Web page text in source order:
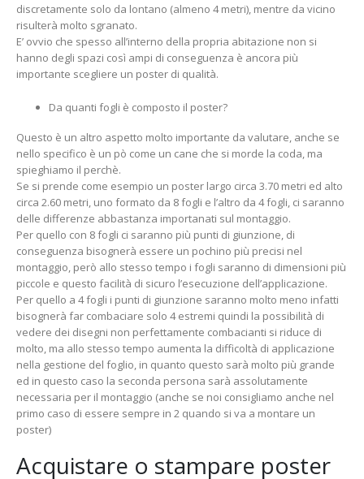
discretamente solo da lontano (almeno 4 metri), mentre da vicino
risulterà molto sgranato.
E’ ovvio che spesso all’interno della propria abitazione non si
hanno degli spazi così ampi di conseguenza è ancora più
importante scegliere un poster di qualità.
Da quanti fogli è composto il poster?
Questo è un altro aspetto molto importante da valutare, anche se
nello specifico è un pò come un cane che si morde la coda, ma
spieghiamo il perchè.
Se si prende come esempio un poster largo circa 3.70 metri ed alto
circa 2.60 metri, uno formato da 8 fogli e l’altro da 4 fogli, ci saranno
delle differenze abbastanza importanati sul montaggio.
Per quello con 8 fogli ci saranno più punti di giunzione, di
conseguenza bisognerà essere un pochino più precisi nel
montaggio, però allo stesso tempo i fogli saranno di dimensioni più
piccole e questo facilità di sicuro l’esecuzione dell’applicazione.
Per quello a 4 fogli i punti di giunzione saranno molto meno infatti
bisognerà far combaciare solo 4 estremi quindi la possibilità di
vedere dei disegni non perfettamente combacianti si riduce di
molto, ma allo stesso tempo aumenta la difficoltà di applicazione
nella gestione del foglio, in quanto questo sarà molto più grande
ed in questo caso la seconda persona sarà assolutamente
necessaria per il montaggio (anche se noi consigliamo anche nel
primo caso di essere sempre in 2 quando si va a montare un
poster)
Acquistare o stampare poster